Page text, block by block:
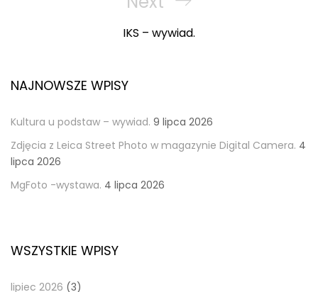
Post
IKS – wywiad.
NAJNOWSZE WPISY
Kultura u podstaw – wywiad. 9 lipca 2026
Zdjęcia z Leica Street Photo w magazynie Digital Camera. 4
lipca 2026
MgFoto -wystawa. 4 lipca 2026
WSZYSTKIE WPISY
lipiec 2026 (3)